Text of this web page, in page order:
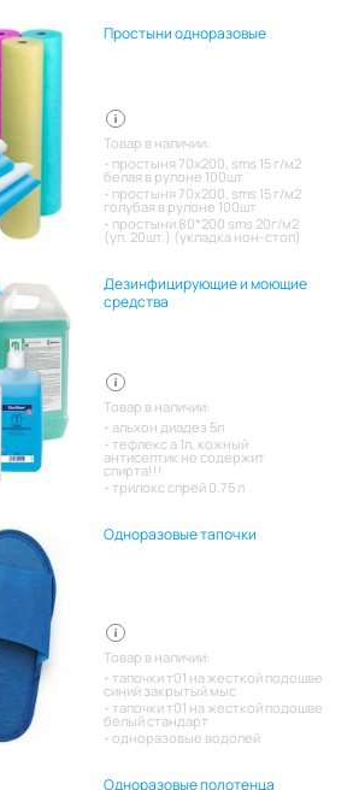
Простыни одноразовые
Товар в наличии:
простыня 70х200, sms 15 г/м2
белая в рулоне 100шт
простыня 70х200, sms 15 г/м2
голубая в рулоне 100шт
простыни 80*200 sms 20г/м2
(уп. 20шт.) (укладка нон-стоп)
Дезинфицирующие и моющие
средства
Товар в наличии:
альхон диадез 5л
тефлекс а 1л, кожный
антисептик не содержит
спирта!!!
трилокс спрей 0.75 л
Одноразовые тапочки
Товар в наличии:
тапочки т01 на жесткой подошве
синий закрытый мыс
тапочки т01 на жесткой подошве
белый стандарт
одноразовые водолей
Одноразовые полотенца